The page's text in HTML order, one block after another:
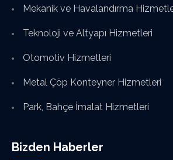
Mekanik ve Havalandırma
Teknoloji ve Altyapı Hizmetleri
Otomotiv Hizmetleri
Metal Çöp Konteyner Hizmetleri
Park, Bahçe İmalat Hizmetleri
Bizden Haberler